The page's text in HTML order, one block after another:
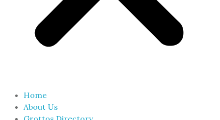
Home
About Us